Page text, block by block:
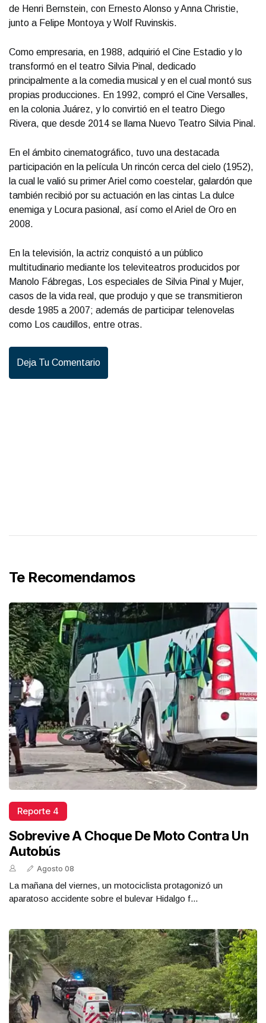
de Henri Bernstein, con Ernesto Alonso y Anna Christie,
junto a Felipe Montoya y Wolf Ruvinskis.
Como empresaria, en 1988, adquirió el Cine Estadio y lo
transformó en el teatro Silvia Pinal, dedicado
principalmente a la comedia musical y en el cual montó sus
propias producciones. En 1992, compró el Cine Versalles,
en la colonia Juárez, y lo convirtió en el teatro Diego
Rivera, que desde 2014 se llama Nuevo Teatro Silvia Pinal.
En el ámbito cinematográfico, tuvo una destacada
participación en la película Un rincón cerca del cielo (1952),
la cual le valió su primer Ariel como coestelar, galardón que
también recibió por su actuación en las cintas La dulce
enemiga y Locura pasional, así como el Ariel de Oro en
2008.
En la televisión, la actriz conquistó a un público
multitudinario mediante los televiteatros producidos por
Manolo Fábregas, Los especiales de Silvia Pinal y Mujer,
casos de la vida real, que produjo y que se transmitieron
desde 1985 a 2007; además de participar telenovelas
como Los caudillos, entre otras.
Deja Tu Comentario
Te Recomendamos
Reporte 4
Sobrevive A Choque De Moto Contra Un
Autobús
Agosto 08
La mañana del viernes, un motociclista protagonizó un
aparatoso accidente sobre el bulevar Hidalgo f...